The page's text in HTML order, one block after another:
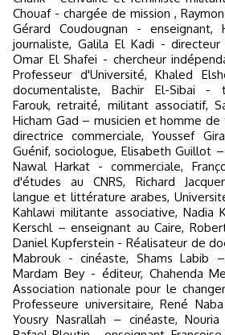
Chouaf - chargée de mission ,
Gérard Coudougnan - enseignant,
journaliste, Galila El Kadi -
Omar El Shafei - chercheur
Professeur d'Université, Khaled
documentaliste, Bachir El-Sibai -
Farouk, retraité, militant associatif,
Hicham Gad – musicien et homme de
directrice commerciale, Youssef
Guénif, sociologue, Elisabeth Guillot
Nawal Harkat - commerciale,
d'études au CNRS, Richard
langue et littérature arabes,
Kahlawi militante associative, Nadia
Kerschl – enseignant au Caire,
Daniel Kupferstein - Réalisateur de
Mabrouk - cinéaste, Shams Labib
Mardam Bey - éditeur, Chahenda
Association nationale pour le
Professeure universitaire, René
Yousry Nasrallah – cinéaste,